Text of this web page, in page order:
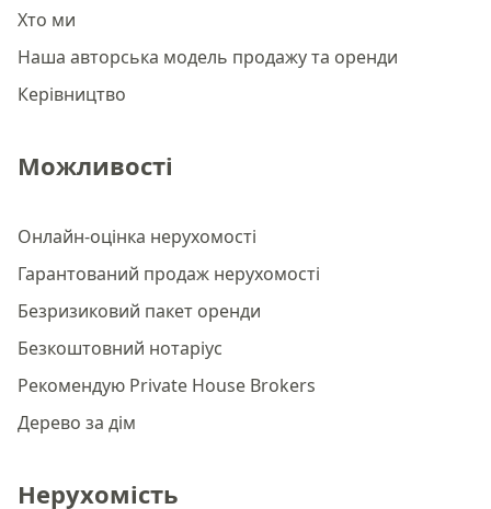
Хто ми
Наша авторська модель продажу та оренди
Керівництво
Можливості
Онлайн-оцінка нерухомості
Гарантований продаж нерухомості
Безризиковий пакет оренди
Безкоштовний нотаріус
Рекомендую Private House Brokers
Дерево за дім
Нерухомість